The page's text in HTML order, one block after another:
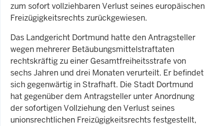
zum sofort vollziehbaren Verlust seines europäischen
Freizügigkeitsrechts zurückgewiesen.
Das Landgericht Dortmund hatte den Antragsteller
wegen mehrerer Betäubungsmittelstraftaten
rechtskräftig zu einer Gesamtfreiheitsstrafe von
sechs Jahren und drei Monaten verurteilt. Er befindet
sich gegenwärtig in Strafhaft. Die Stadt Dortmund
hat gegenüber dem Antragsteller unter Anordnung
der sofortigen Vollziehung den Verlust seines
unionsrechtlichen Freizügigkeitsrechts festgestellt,